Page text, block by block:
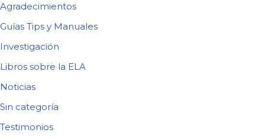
Agradecimientos
Guías Tips y Manuales
Investigación
Libros sobre la ELA
Noticias
Sin categoría
Testimonios